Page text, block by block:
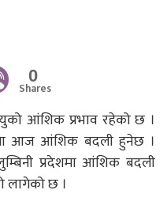
0
Shares
आंशिक प्रभाव रहेको छ ।
आज आंशिक बदली हुनेछ ।
प्रदेशमा आंशिक बदली
लागेको छ ।